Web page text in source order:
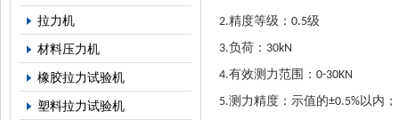
拉力机
材料压力机
橡胶拉力试验机
塑料拉力试验机
2.精度等级： 0.5级
3.负荷： 30kN
4.有效测力范围： 0-30KN
5.测力精度：示值的±0.5%以内；